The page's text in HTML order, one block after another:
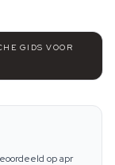
GIDS VOOR
op apr